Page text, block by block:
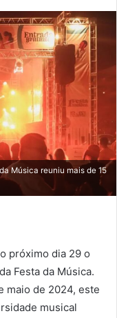
Música reuniu mais de 15
próximo dia 29 o
Festa da Música.
maio de 2024, este
musical